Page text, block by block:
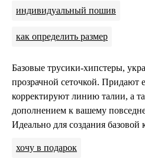
индивидуальный пошив
как определить размер
Базовые трусики-хипстеры,
прозрачной сеточкой. Придают
корректируют линию талии, а
дополнением к вашему
Идеально для создания базовой
хочу в подарок